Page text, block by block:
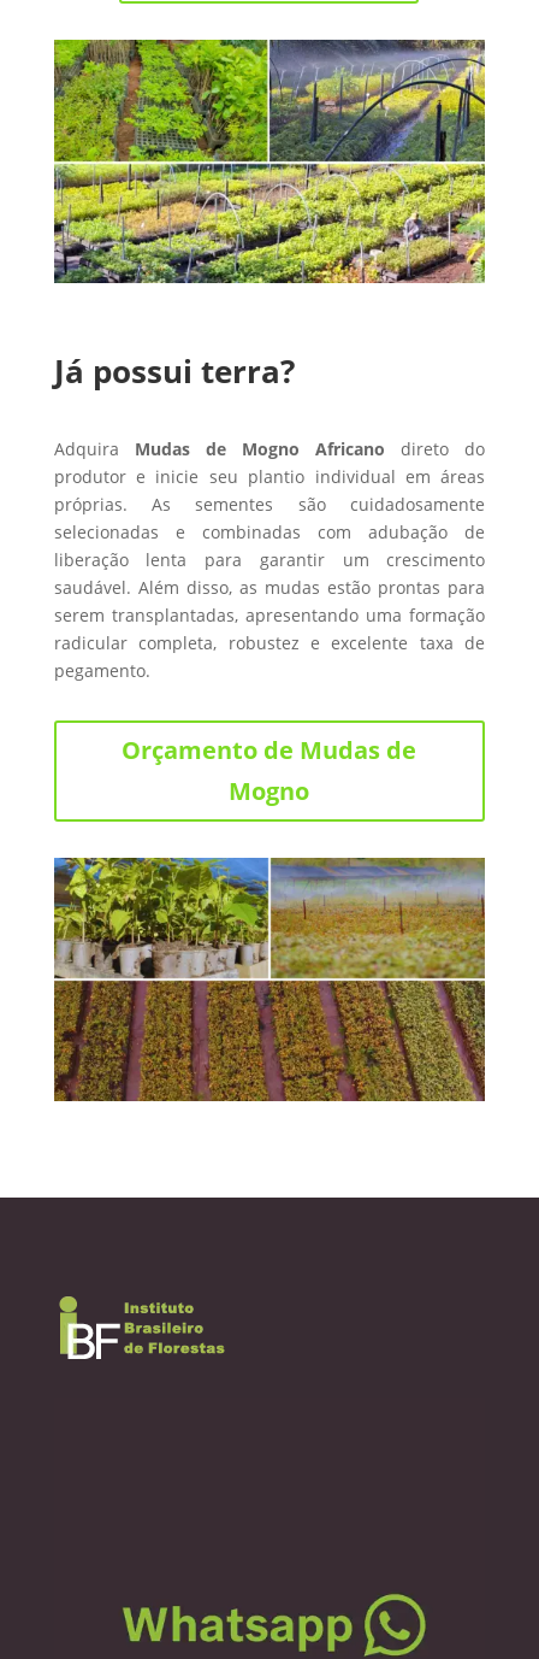
Já possui terra?
Adquira Mudas de Mogno Africano direto do
produtor e inicie seu plantio individual em áreas
próprias. As sementes são cuidadosamente
selecionadas e combinadas com adubação de
liberação lenta para garantir um crescimento
saudável. Além disso, as mudas estão prontas para
serem transplantadas, apresentando uma formação
radicular completa, robustez e excelente taxa de
pegamento.
Orçamento de Mudas de
Mogno